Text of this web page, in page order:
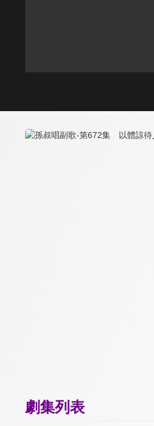
劇集列表